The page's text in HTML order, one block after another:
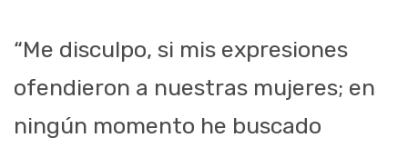
“Me disculpo, si mis expresiones
ofendieron a nuestras mujeres; en
ningún momento he buscado